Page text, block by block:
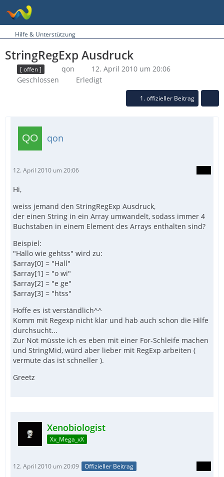
Hilfe & Unterstützung
StringRegExp Ausdruck
[ offen ] qon
12. April 2010 um 20:06
Geschlossen
Erledigt
1. offizieller Beitrag
qon
12. April 2010 um 20:06
Hi,
weiss jemand den StringRegExp Ausdruck,
der einen String in ein Array umwandelt, sodass immer 4
Buchstaben in einem Element des Arrays enthalten sind?
Beispiel:
"Hallo wie gehtss" wird zu:
$array[0] = "Hall"
$array[1] = "o wi"
$array[2] = "e ge"
$array[3] = "htss"
Hoffe es ist verständlich^^
Komm mit Regexp nicht klar und hab auch schon die Hilfe
durchsucht...
Zur Not müsste ich es eben mit einer For-Schleife machen
und StringMid, würd aber lieber mit RegExp arbeiten (
vermute das ist schneller ).
Greetz
Xenobiologist
Xx_Mega_xX
12. April 2010 um 20:09 Offizieller Beitrag